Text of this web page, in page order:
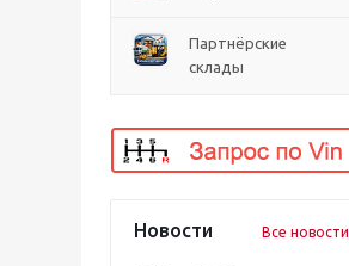
Партнёрские
склады
Новости Все новости